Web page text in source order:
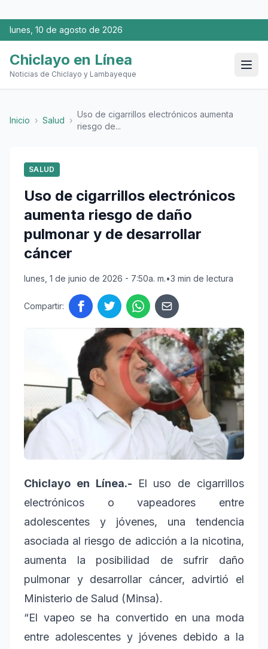
lunes, 10 de agosto de 2026
Chiclayo en Línea
Noticias de Chiclayo y Lambayeque
Inicio › Salud ›
Uso de cigarrillos electrónicos aumenta
riesgo de...
SALUD
Uso de cigarrillos electrónicos
aumenta riesgo de daño
pulmonar y de desarrollar
cáncer
lunes, 1 de junio de 2026 - 7:50a. m.•3 min de lectura
Compartir:
Chiclayo en Línea.-
El uso de cigarrillos
electrónicos o vapeadores entre
adolescentes y jóvenes, una tendencia
asociada al riesgo de adicción a la nicotina,
aumenta la posibilidad de sufrir daño
pulmonar y desarrollar cáncer, advirtió el
Ministerio de Salud (Minsa).
“El vapeo se ha convertido en una moda
entre adolescentes y jóvenes debido a la